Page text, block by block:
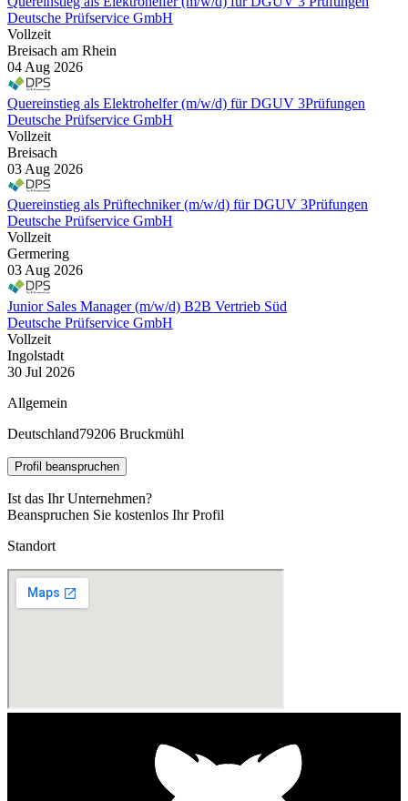
Deutsche Prüfservice GmbH
Vollzeit
Breisach am Rhein
04 Aug 2026
Quereinstieg als Elektrohelfer (m/w/d) für DGUV 3Prüfungen
Deutsche Prüfservice GmbH
Vollzeit
Breisach
03 Aug 2026
Quereinstieg als Prüftechniker (m/w/d) für DGUV 3Prüfungen
Deutsche Prüfservice GmbH
Vollzeit
Germering
03 Aug 2026
Junior Sales Manager (m/w/d) B2B Vertrieb Süd
Deutsche Prüfservice GmbH
Vollzeit
Ingolstadt
30 Jul 2026
Allgemein
Deutschland79206 Bruckmühl
Profil beanspruchen
Ist das Ihr Unternehmen?
Beanspruchen Sie kostenlos Ihr Profil
Standort